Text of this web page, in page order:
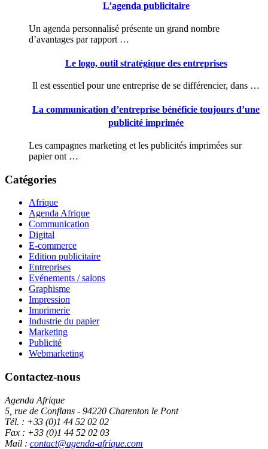
L’agenda publicitaire
Un agenda personnalisé présente un grand nombre
d’avantages par rapport …
Le logo, outil stratégique des entreprises
Il est essentiel pour une entreprise de se différencier, dans …
La communication d’entreprise bénéficie toujours d’une
publicité imprimée
Les campagnes marketing et les publicités imprimées sur
papier ont …
Catégories
Afrique
Agenda Afrique
Communication
Digital
E-commerce
Edition publicitaire
Entreprises
Evénements / salons
Graphisme
Impression
Imprimerie
Industrie du papier
Marketing
Publicité
Webmarketing
Contactez-nous
Agenda Afrique
5, rue de Conflans - 94220 Charenton le Pont
Tél. : +33 (0)1 44 52 02 02
Fax : +33 (0)1 44 52 02 03
Mail : contact@agenda-afrique.com